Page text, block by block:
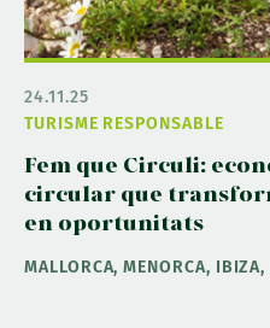
TURISME RESPONSABLE
24.11.25
Fem que Circuli:
circular que
en oportunitats
MALLORCA, MENORCA, IBIZA,